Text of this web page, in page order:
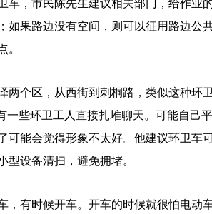
，市民陈先生建议相关部门，给作业
如果路边没有空间，则可以征用路边公
。
个区，从西街到刺桐路，类似这种环
一些环卫工人直接扎堆聊天。可能自己
可能会觉得形象不太好。他建议环卫车
型设备清扫，避免拥堵。
有时候开车。开车的时候就很怕电动